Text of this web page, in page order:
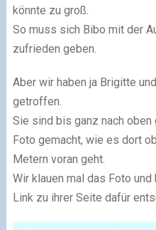
könnte zu groß.
So muss sich Bibo mit der
zufrieden geben.
Aber wir haben ja Brigitte
getroffen.
Sie sind bis ganz nach oben
Foto gemacht, wie es dort
Metern voran geht.
Wir klauen mal das Foto
Link zu ihrer Seite dafür